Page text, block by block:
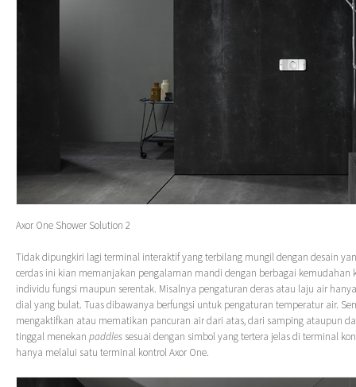
Axor One Shower Solution 2
Tidak dipungkiri lagi terminal interaktif yang terbilang mungil dengan desain
cerdas ini kian memanjakan pengalaman mandi dengan berbagai kemudahan
individu fungsi maupun serentak. Misalnya pengaturan deras atau laju air
dial yang bulat. Tuas dibawanya berfungsi untuk pengaturan temperatur air.
mengaktifkan atau mematikan pancuran air dari atas, dari samping ataupun
tinggal menekan paddles sesuai dengan simbol yang tertera jelas di terminal
hanya melalui satu terminal kontrol Axor One.